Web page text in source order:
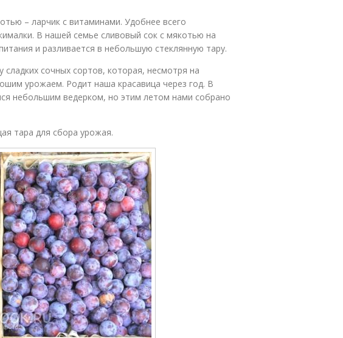
– ларчик с витаминами. Удобнее всего
В нашей семье сливовый сок с мякотью на
и разливается в небольшую стеклянную тару.
сочных сортов, которая, несмотря на
урожаем. Родит наша красавица через год. В
небольшим ведерком, но этим летом нами собрано
тара для сбора урожая.